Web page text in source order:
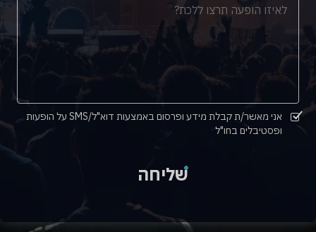
אני מאשר/ת קבלת מידע ופרסום באמצעות דוא"ל/SMS על הופעות
ופסטיבלים בחו"ל
שליחה